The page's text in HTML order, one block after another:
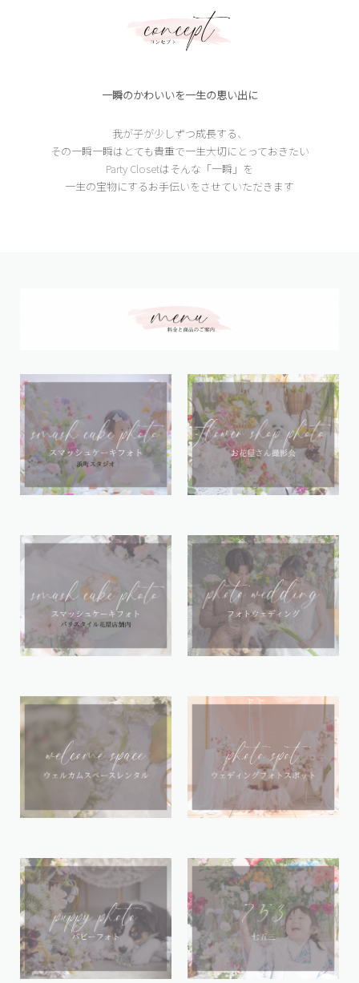
一瞬のかわいいを一生の思い出に
我が子が少しずつ成長する、
その一瞬一瞬はとても貴重で一生大切にとっておきたい
Party Closetはそんな「一瞬」を
一生の宝物にするお手伝いをさせていただきます